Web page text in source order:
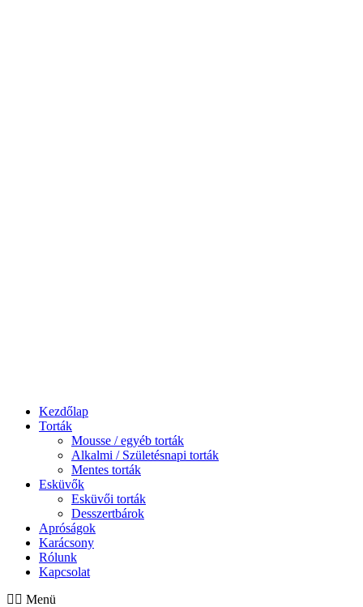
Kezdőlap
Torták
Mousse / egyéb torták
Alkalmi / Születésnapi torták
Mentes torták
Esküvők
Esküvői torták
Desszertbárok
Apróságok
Karácsony
Rólunk
Kapcsolat
Menü